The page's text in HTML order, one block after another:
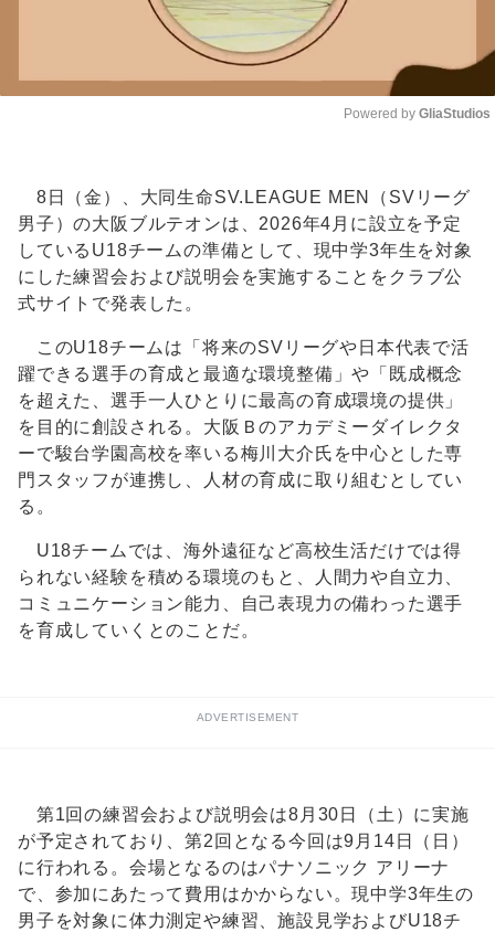
Powered by GliaStudios
8日（金）、大同生命SV.LEAGUE MEN（SVリーグ
男子）の大阪ブルテオンは、2026年4月に設立を予定
しているU18チームの準備として、現中学3年生を対象
にした練習会および説明会を実施することをクラブ公
式サイトで発表した。
このU18チームは「将来のSVリーグや日本代表で活
躍できる選手の育成と最適な環境整備」や「既成概念
を超えた、選手一人ひとりに最高の育成環境の提供」
を目的に創設される。大阪Ｂのアカデミーダイレクタ
ーで駿台学園高校を率いる梅川大介氏を中心とした専
門スタッフが連携し、人材の育成に取り組むとしてい
る。
U18チームでは、海外遠征など高校生活だけでは得
られない経験を積める環境のもと、人間力や自立力、
コミュニケーション能力、自己表現力の備わった選手
を育成していくとのことだ。
ADVERTISEMENT
第1回の練習会および説明会は8月30日（土）に実施
が予定されており、第2回となる今回は9月14日（日）
に行われる。会場となるのはパナソニック アリーナ
で、参加にあたって費用はかからない。現中学3年生の
男子を対象に体力測定や練習、施設見学およびU18チ